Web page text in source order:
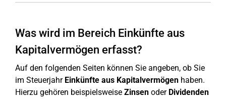
Was wird im Bereich Einkünfte aus
Kapitalvermögen erfasst?
Auf den folgenden Seiten können Sie angeben, ob Sie
im SteuerjahrEinkünfte aus Kapitalvermögen haben.
Hierzu gehören beispielsweise Zinsen oder Dividenden